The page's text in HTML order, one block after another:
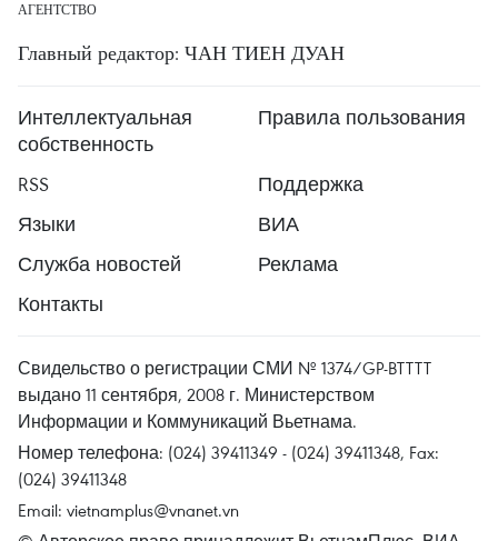
АГЕНТСТВО
Главный редактор: ЧАН ТИЕН ДУАН
Интеллектуальная
собственность
Правила пользования
RSS
Поддержка
Языки
ВИА
Служба новостей
Реклама
Контакты
Свидельство о регистрации СМИ № 1374/GP-BTTTT
выдано 11 сентября, 2008 г. Министерством
Информации и Коммуникаций Вьетнама.
Номер телефона: (024) 39411349 - (024) 39411348, Fax:
(024) 39411348
Email: vietnamplus@vnanet.vn